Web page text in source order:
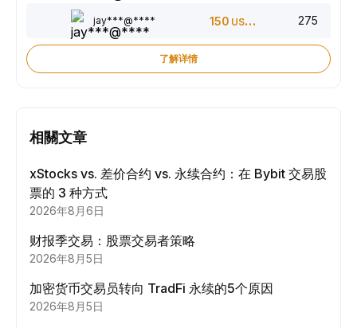
jay***@**** 150 USDT 275
了解详情
相關文章
xStocks vs. 差价合约 vs. 永续合约：在 Bybit 交易股
票的 3 种方式
2026年8月6日
财报季交易：股票交易者策略
2026年8月5日
加密货币交易员转向 TradFi 永续的5个原因
2026年8月5日